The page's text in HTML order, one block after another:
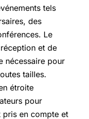
tels
des
Le
et de
nécessaire pour
tailles.
étroite
pour
pris en compte et